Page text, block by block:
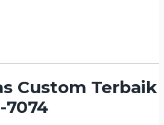
Custom Terbaik
7074